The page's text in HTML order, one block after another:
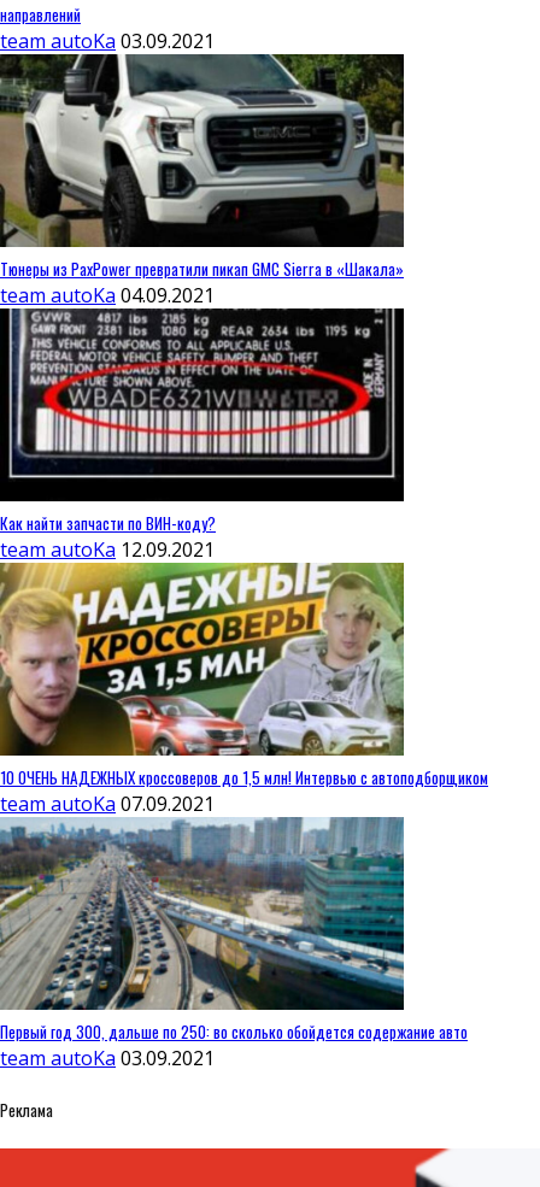
направлений
team autoKa 03.09.2021
Тюнеры из PaxPower превратили пикап GMC Sierra в «Шакала»
team autoKa 04.09.2021
Как найти запчасти по ВИН-коду?
team autoKa 12.09.2021
10 ОЧЕНЬ НАДЕЖНЫХ кроссоверов до 1,5 млн! Интервью с автоподборщиком
team autoKa 07.09.2021
Первый год 300, дальше по 250: во сколько обойдется содержание авто
team autoKa 03.09.2021
Реклама